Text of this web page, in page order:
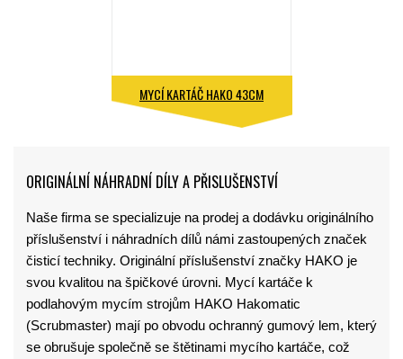
MYCÍ KARTÁČ HAKO 43CM
ORIGINÁLNÍ NÁHRADNÍ DÍLY A PŘISLUŠENSTVÍ
Naše firma se specializuje na prodej a dodávku originálního
příslušenství i náhradních dílů námi zastoupených značek
čisticí techniky. Originální příslušenství značky HAKO je
svou kvalitou na špičkové úrovni. Mycí kartáče k
podlahovým mycím strojům HAKO Hakomatic
(Scrubmaster) mají po obvodu ochranný gumový lem, který
se obrušuje společně se štětinami mycího kartáče, což